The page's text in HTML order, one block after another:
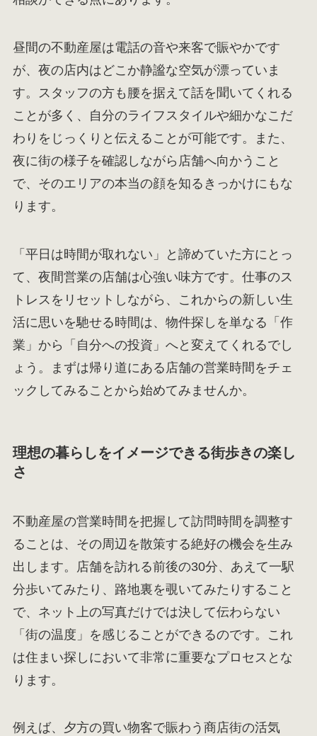
昼間の不動産屋は電話の音や来客で賑やかです
が、夜の店内はどこか静謐な空気が漂っていま
す。スタッフの方も腰を据えて話を聞いてくれる
ことが多く、自分のライフスタイルや細かなこだ
わりをじっくりと伝えることが可能です。また、
夜に街の様子を確認しながら店舗へ向かうこと
で、そのエリアの本当の顔を知るきっかけにもな
ります。
「平日は時間が取れない」と諦めていた方にとっ
て、夜間営業の店舗は心強い味方です。仕事のス
トレスをリセットしながら、これからの新しい生
活に思いを馳せる時間は、物件探しを単なる「作
業」から「自分への投資」へと変えてくれるでし
ょう。まずは帰り道にある店舗の営業時間をチェ
ックしてみることから始めてみませんか。
理想の暮らしをイメージできる街歩きの楽し
さ
不動産屋の営業時間を把握して訪問時間を調整す
ることは、その周辺を散策する絶好の機会を生み
出します。店舗を訪れる前後の30分、あえて一駅
分歩いてみたり、路地裏を覗いてみたりすること
で、ネット上の写真だけでは決して伝わらない
「街の温度」を感じることができるのです。これ
は住まい探しにおいて非常に重要なプロセスとな
ります。
例えば、夕方の買い物客で賑わう商店街の活気